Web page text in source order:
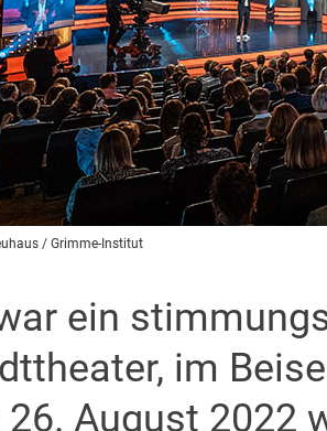
/ Grimme-Institut
ein
im
August 2022